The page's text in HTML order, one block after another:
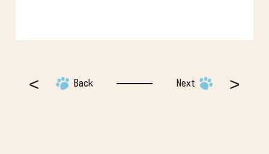
Back Next